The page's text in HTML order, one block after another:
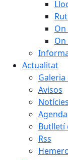
Actualitat
Avisos
Notícies
Agenda
Butlletí
Rss